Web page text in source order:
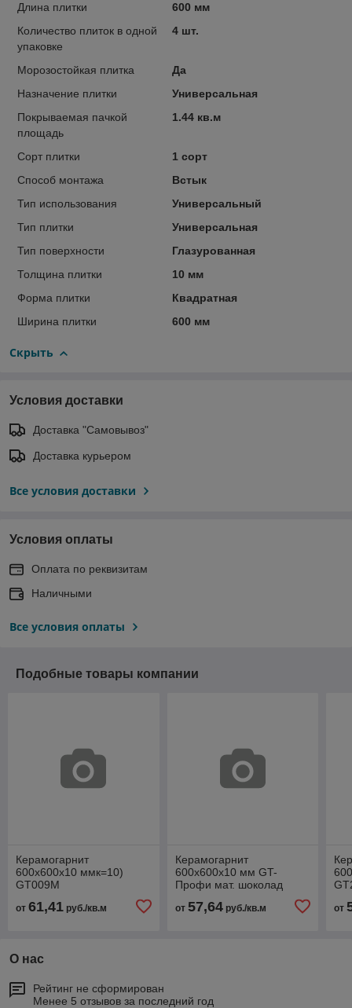
Длина плитки
600 мм
Количество плиток в одной
упаковке
4 шт.
Морозостойкая плитка
Да
Назначение плитки
Универсальная
Покрываемая пачкой
площадь
1.44 кв.м
Сорт плитки
1 сорт
Способ монтажа
Встык
Тип использования
Универсальный
Тип плитки
Универсальная
Тип поверхности
Глазурованная
Толщина плитки
10 мм
Форма плитки
Квадратная
Ширина плитки
600 мм
Скрыть
Условия доставки
Доставка "Самовывоз"
Доставка курьером
Все условия доставки
Условия оплаты
Оплата по реквизитам
Наличными
Все условия оплаты
Подобные товары компании
Керамогарнит
600х600х10 ммк=10)
GT009M
от 61,41 руб./кв.м
Керамогарнит
600х600х10 мм GT-
Профи мат. шоколад
от 57,64руб./кв.м от
О нас
Рейтинг не сформирован
Менее 5 отзывов за последний год